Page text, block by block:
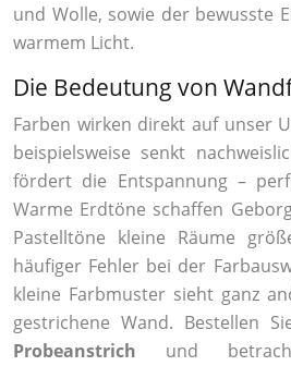
und Wolle, sowie der bewusste
warmem Licht.
Die Bedeutung von
Farben wirken direkt auf unser
beispielsweise senkt
fördert die Entspannung –
Warme Erdtöne schaffen
Pastelltöne kleine Räume
häufiger Fehler bei der
kleine Farbmuster sieht ganz
gestrichene Wand. Bestellen
Probeanstrich und